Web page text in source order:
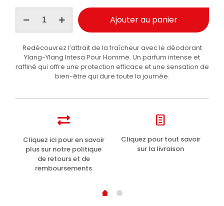
Homme
déodorant
Ylang-
Ajouter au panier
Redécouvrez l’attrait de la fraîcheur avec le déodorant
Ylang-Ylang Intesa Pour Homme. Un parfum intense et
raffiné qui offre une protection efficace et une sensation de
bien-être qui dure toute la journée.
Cliquez ici pour en savoir
plus sur notre politique
de retours et de
remboursements
Cliquez pour tout savoir
sur la livraison